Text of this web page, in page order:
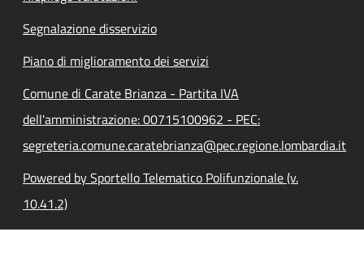
Segnalazione disservizio
Piano di miglioramento dei servizi
Comune di Carate Brianza - Partita IVA
dell'amministrazione: 00715100962 - PEC:
segreteria.comune.caratebrianza@pec.regione.lombardia.it
Powered by Sportello Telematico Polifunzionale (v.
10.41.2)